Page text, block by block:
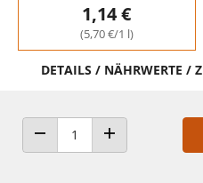
1,14 €
(5,70 €/1 l)
DETAILS / NÄHRWERTE /
ANZAHL VERRINGERNANZAHL ERHÖHEN